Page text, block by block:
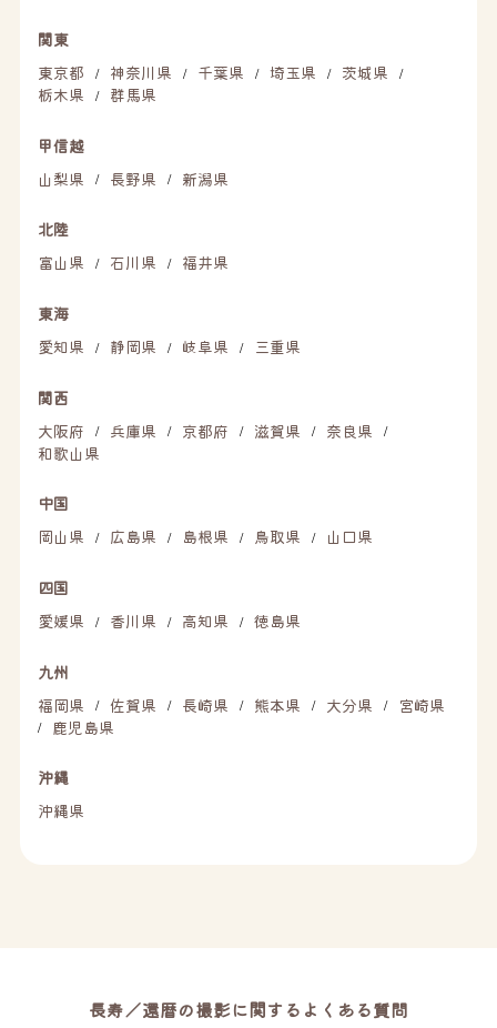
関東
東京都
/ 神奈川県 / 千葉県 / 埼玉県 / 茨城県 /
栃木県 / 群馬県
甲信越
山梨県
/ 長野県 / 新潟県
北陸
富山県
/ 石川県 / 福井県
東海
愛知県
/ 静岡県 / 岐阜県 / 三重県
関西
大阪府
/ 兵庫県 / 京都府 / 滋賀県 / 奈良県 /
和歌山県
中国
岡山県
/ 広島県 / 島根県 / 鳥取県 / 山口県
四国
愛媛県
/ 香川県 / 高知県 / 徳島県
九州
福岡県
/ 佐賀県 / 長崎県 / 熊本県 / 大分県 / 宮崎県
/ 鹿児島県
沖縄
沖縄県
長寿／還暦の撮影に関するよくある質問